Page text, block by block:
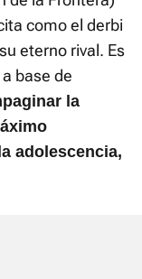
como el derbi
eterno rival. Es
base de
la
adolescencia,